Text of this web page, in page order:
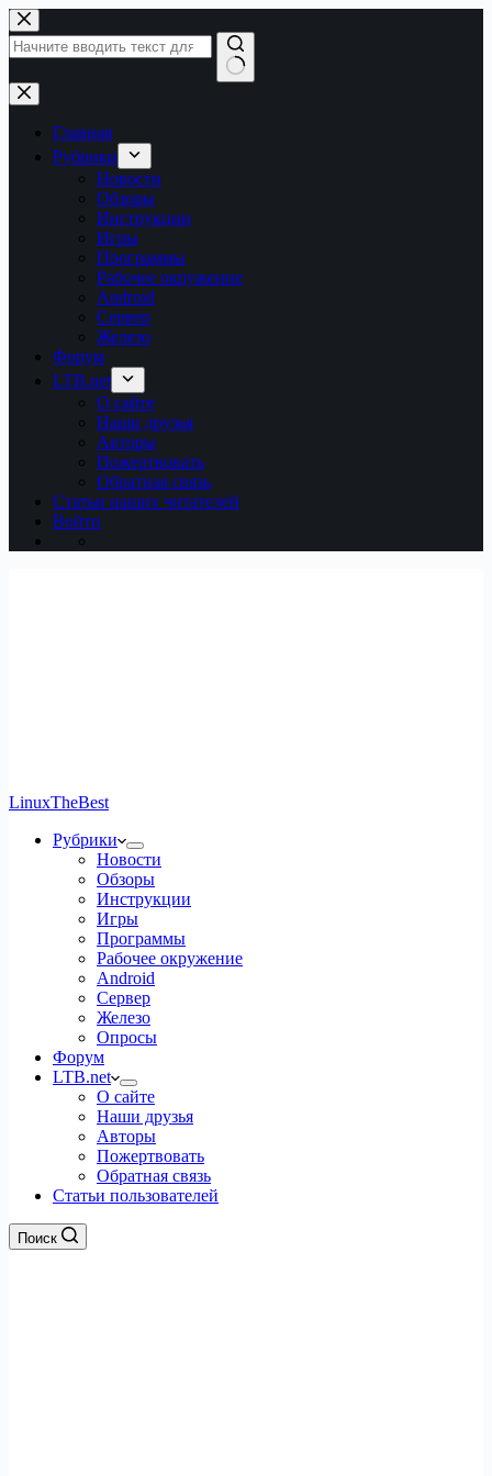
Перейти
к
сути
Ничего
не
найденоГлавная
Рубрики
Новости
Обзоры
Инструкции
Игры
Программы
Рабочее окружение
Android
Сервер
Железо
Форум
LTB.net
О сайте
Наши друзья
Авторы
Пожертвовать
Обратная связь
Статьи наших читателей
Войти
LinuxTheBest
Рубрики
Новости
Обзоры
Инструкции
Игры
Программы
Рабочее окружение
Android
Сервер
Железо
Опросы
Форум
LTB.net
О сайте
Наши друзья
Авторы
Пожертвовать
Обратная связь
Статьи пользователей
Поиск